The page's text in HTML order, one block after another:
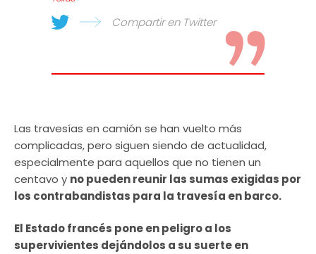
Compartir en Twitter
Las travesías en camión se han vuelto más
complicadas, pero siguen siendo de actualidad,
especialmente para aquellos que no tienen un
centavo y no pueden reunir las sumas exigidas por
los contrabandistas para la travesía en barco.
El Estado francés pone en peligro a los
supervivientes dejándolos a su suerte en